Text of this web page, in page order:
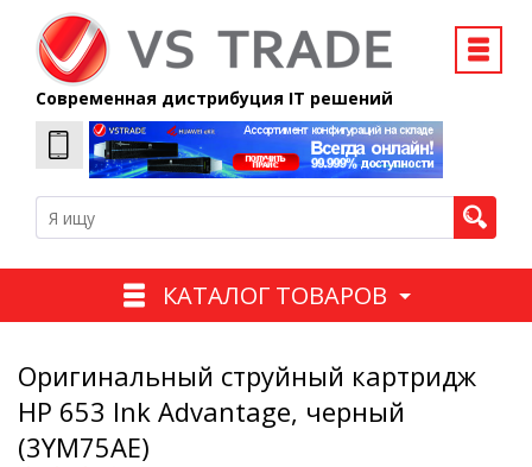
Современная дистрибуция IT решений
КАТАЛОГ ТОВАРОВ
Оригинальный струйный картридж
HP 653 Ink Advantage, черный
(3YM75AE)